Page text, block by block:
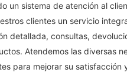
un sistema de atención al
clientes un servicio
detallada, consultas,
Atendemos las diversas
para mejorar su satisfacción